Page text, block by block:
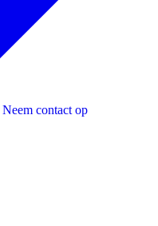
Neem contact op